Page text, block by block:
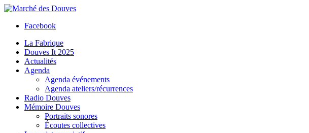
Facebook
La Fabrique
Douves It 2025
Actualités
Agenda
Agenda événements
Agenda ateliers/récurrences
Radio Douves
Mémoire Douves
Portraits sonores
Écoutes collectives